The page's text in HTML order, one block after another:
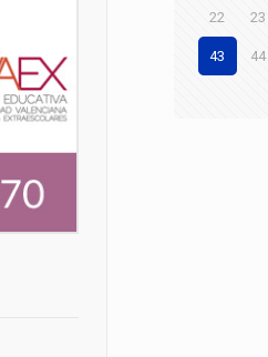
22 23
43 44